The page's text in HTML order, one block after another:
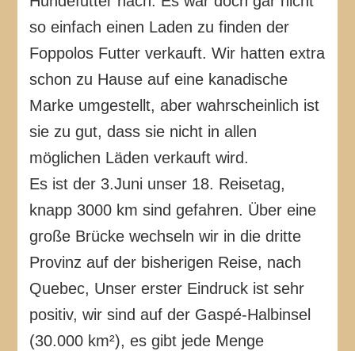
so einfach einen Laden zu finden der
Foppolos Futter verkauft. Wir hatten extra
schon zu Hause auf eine kanadische
Marke umgestellt, aber wahrscheinlich ist
sie zu gut, dass sie nicht in allen
möglichen Läden verkauft wird.
Es ist der 3.Juni unser 18. Reisetag,
knapp 3000 km sind gefahren. Über eine
große Brücke wechseln wir in die dritte
Provinz auf der bisherigen Reise, nach
Quebec, Unser erster Eindruck ist sehr
positiv, wir sind auf der Gaspé-Halbinsel
(30.000 km²), es gibt jede Menge